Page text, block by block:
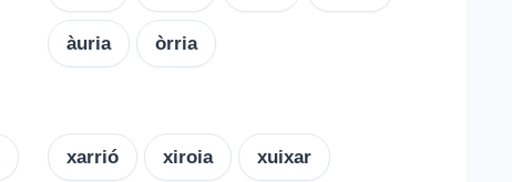
àuria òrria
xarrió xiroia xuixar